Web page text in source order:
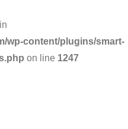
wp-content/plugins/smart-
on line 1247